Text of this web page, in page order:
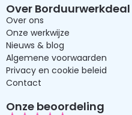
Over Borduurwerkdeal
Over ons
Onze werkwijze
Nieuws & blog
Algemene voorwaarden
Privacy en cookie beleid
Contact
Onze beoordeling